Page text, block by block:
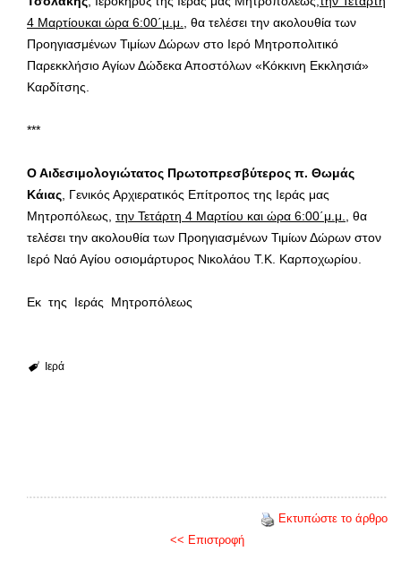
4 Μαρτίουκαι ώρα 6:00΄μ.μ., θα τελέσει την ακολουθία των
Προηγιασμένων Τιμίων Δώρων στο Ιερό Μητροπολιτικό
Παρεκκλήσιο Αγίων Δώδεκα Αποστόλων «Κόκκινη Εκκλησιά»
Καρδίτσης.
***
Ο Αιδεσιμολογιώτατος Πρωτοπρεσβύτερος π. Θωμάς
Κάιας, Γενικός Αρχιερατικός Επίτροπος της Ιεράς μας
Μητροπόλεως, την Τετάρτη 4 Μαρτίου και ώρα 6:00΄μ.μ., θα
τελέσει την ακολουθία των Προηγιασμένων Τιμίων Δώρων στον
Ιερό Ναό Αγίου οσιομάρτυρος Νικολάου Τ.Κ. Καρποχωρίου.
Εκ της Ιεράς Μητροπόλεως
Ιερά
Εκτυπώστε το άρθρο
<< Επιστροφή